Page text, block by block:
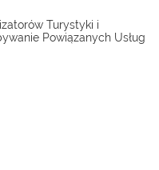
Turystyki i
Powiązanych Usług